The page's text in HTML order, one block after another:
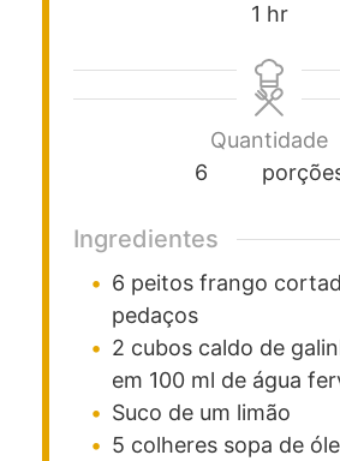
1 hr
Quantidade
6
Ingredientes
6 peitos frango
pedaços
2 cubos caldo de
em 100 ml de água
Suco de um limão
5 colheres sopa de